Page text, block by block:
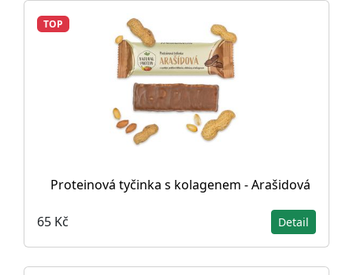
TOP
Proteinová tyčinka s kolagenem - Arašidová
65 Kč Detail